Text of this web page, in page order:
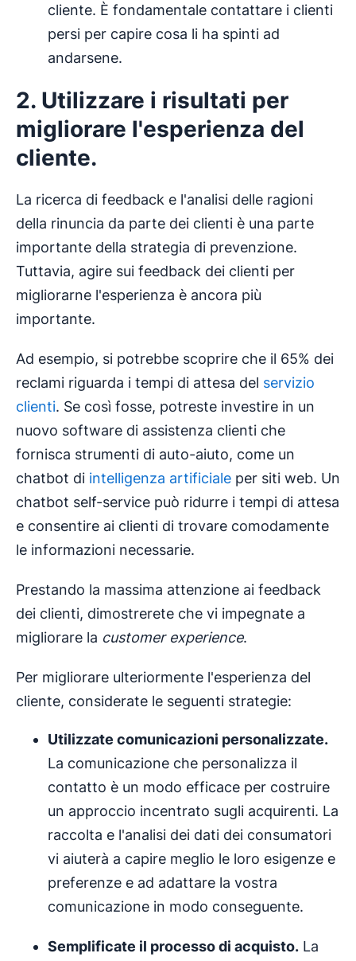
cliente. È fondamentale contattare i clienti
persi per capire cosa li ha spinti ad
andarsene.
2. Utilizzare i risultati per
migliorare l'esperienza del
cliente.
La ricerca di feedback e l'analisi delle ragioni
della rinuncia da parte dei clienti è una parte
importante della strategia di prevenzione.
Tuttavia, agire sui feedback dei clienti per
migliorarne l'esperienza è ancora più
importante.
Ad esempio, si potrebbe scoprire che il 65% dei
reclami riguarda i tempi di attesa del servizio
clienti. Se così fosse, potreste investire in un
nuovo software di assistenza clienti che
fornisca strumenti di auto-aiuto, come un
chatbot di intelligenza artificiale per siti web. Un
chatbot self-service può ridurre i tempi di attesa
e consentire ai clienti di trovare comodamente
le informazioni necessarie.
Prestando la massima attenzione ai feedback
dei clienti, dimostrerete che vi impegnate a
migliorare la customer experience.
Per migliorare ulteriormente l'esperienza del
cliente, considerate le seguenti strategie:
Utilizzate comunicazioni personalizzate.
La comunicazione che personalizza il
contatto è un modo efficace per costruire
un approccio incentrato sugli acquirenti. La
raccolta e l'analisi dei dati dei consumatori
vi aiuterà a capire meglio le loro esigenze e
preferenze e ad adattare la vostra
comunicazione in modo conseguente.
Semplificate il processo di acquisto. La